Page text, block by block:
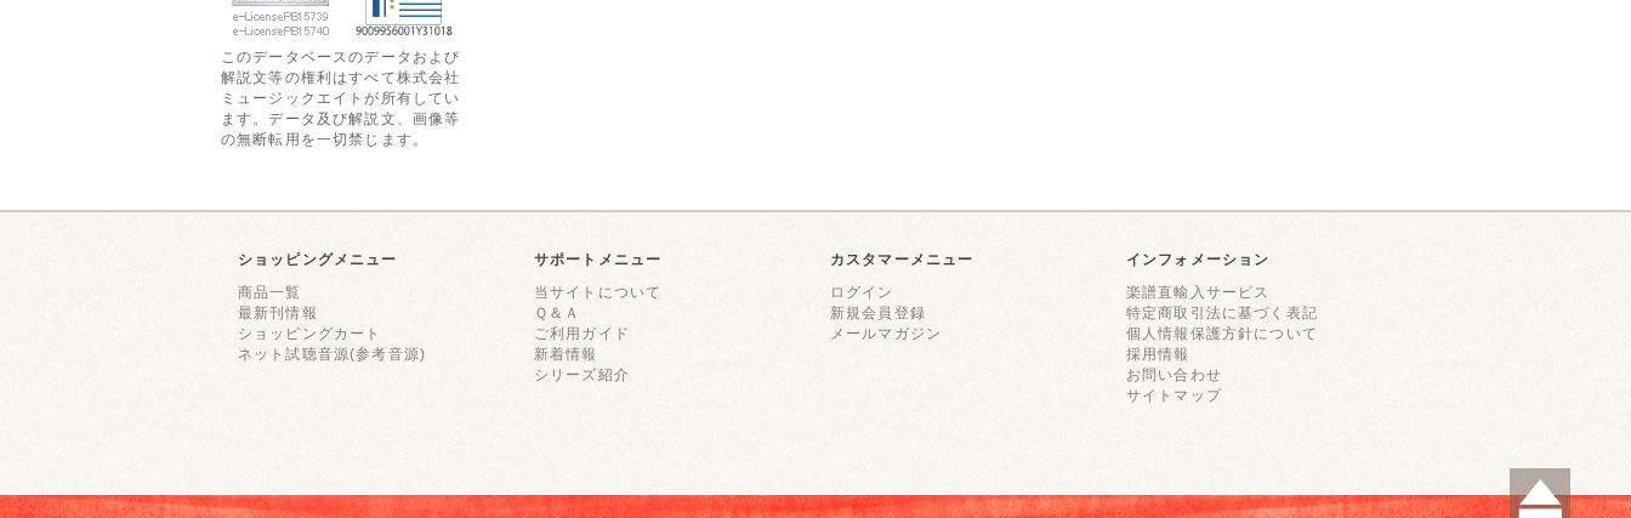
このデータベースのデータおよび
解説文等の権利はすべて株式会社
ミュージックエイトが所有してい
ます。データ及び解説文、画像等
の無断転用を一切禁じます。
ショッピングメニュー
商品一覧
最新刊情報
ショッピングカート
ネット試聴音源(参考音源)
サポートメニュー
当サイトについて
Ｑ＆Ａ
ご利用ガイド
新着情報
シリーズ紹介
カスタマーメニュー
ログイン
新規会員登録
メールマガジン
インフォメーション
楽譜直輸入サービス
特定商取引法に基づく表記
個人情報保護方針について
採用情報
お問い合わせ
サイトマップ